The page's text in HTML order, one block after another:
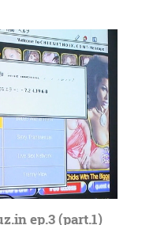
ep.3 (part.1)